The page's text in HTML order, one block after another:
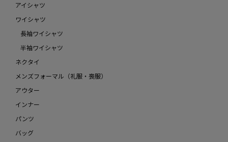
アイシャツ
ワイシャツ
長袖ワイシャツ
半袖ワイシャツ
ネクタイ
メンズフォーマル（礼服・喪服）
アウター
インナー
パンツ
バッグ